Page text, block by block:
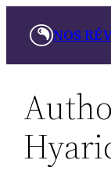
NOS